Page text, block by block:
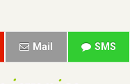
Mail SMS